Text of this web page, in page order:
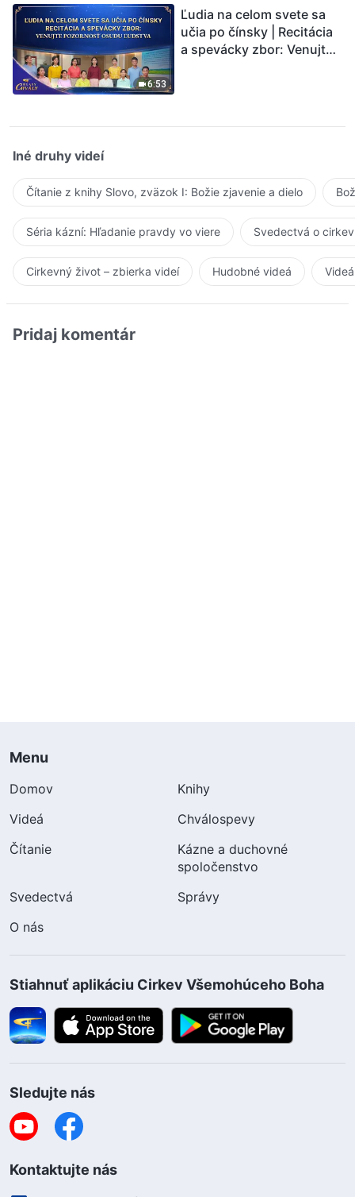
6:53
Ľudia na celom svete sa
učia po čínsky | Recitácia
a spevácky zbor: Venujte
Iné druhy videí
Čítanie z knihy Slovo, zväzok I: Božie zjavenie a dielo
Séria kázní: Hľadanie pravdy vo viere Svedectvá o
Cirkevný život – zbierka videí Hudobné videá
Pridaj komentár
Menu
Domov
Knihy
Videá
Chválospevy
Čítanie
Kázne a duchovné
spoločenstvo
Svedectvá
Správy
O nás
Stiahnuť aplikáciu Cirkev Všemohúceho Boha
Sledujte nás
Kontaktujte nás